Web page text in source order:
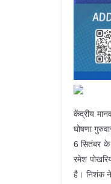
केंद्रीय
घोषणा
6 सितंबर के
रमेश
है। निशंक ने